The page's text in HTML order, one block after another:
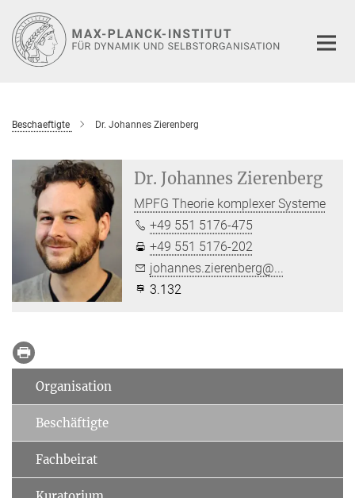
Hauptinhalt
Beschaeftigte Dr. Johannes Zierenberg
Dr. Johannes Zierenberg
MPFG Theorie komplexer Systeme
+49 551 5176-475
+49 551 5176-202
johannes.zierenberg@...
3.132
Organisation
Beschäftigte
Fachbeirat